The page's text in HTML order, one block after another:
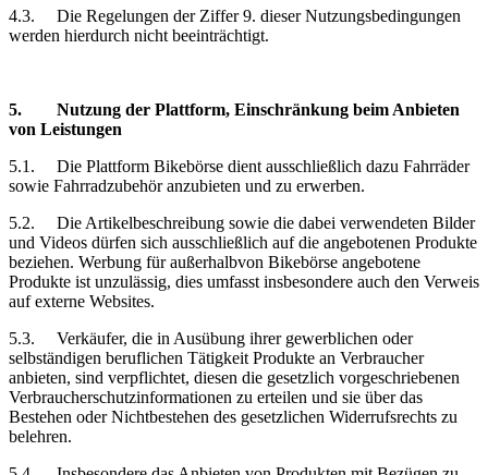
4.3.
Die Regelungen der Ziffer 9. dieser Nutzungsbedingungen
werden hierdurch nicht beeinträchtigt.
5. Nutzung der Plattform, Einschränkung beim Anbieten
von Leistungen
5.1.
Die Plattform Bikebörse dient ausschließlich dazu Fahrräder
sowie Fahrradzubehör anzubieten und zu erwerben.
5.2.
Die Artikelbeschreibung sowie die dabei verwendeten Bilder
und Videos dürfen sich ausschließlich auf die angebotenen Produkte
beziehen. Werbung für außerhalbvon Bikebörse angebotene
Produkte ist unzulässig, dies umfasst insbesondere auch den Verweis
auf externe Websites.
5.3.
Verkäufer, die in Ausübung ihrer gewerblichen oder
selbständigen beruflichen Tätigkeit Produkte an Verbraucher
anbieten, sind verpflichtet, diesen die gesetzlich vorgeschriebenen
Verbraucherschutzinformationen zu erteilen und sie über das
Bestehen oder Nichtbestehen des gesetzlichen Widerrufsrechts zu
belehren.